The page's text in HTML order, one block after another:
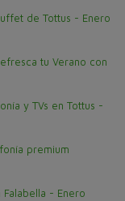
de Tottus - Enero
tu Verano con
y TVs en Tottus -
premium
- Enero